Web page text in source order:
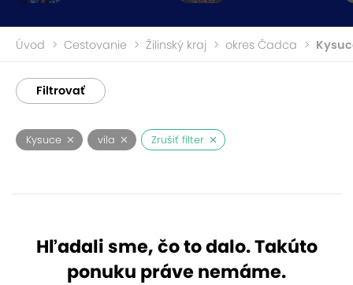
Úvod Cestovanie Žilinský kraj okres Čadca
Filtrovať
Kysuce vila Zrušiť filter
Hľadali sme, čo to dalo. Takúto
ponuku práve nemáme.